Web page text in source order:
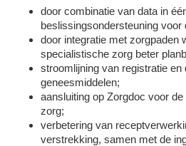
door combinatie van data in
beslissingsondersteuning voor
door integratie met zorgpaden
specialistische zorg beter
stroomlijning van registratie en
geneesmiddelen;
aansluiting op Zorgdoc voor
zorg;
verbetering van
verstrekking, samen met de